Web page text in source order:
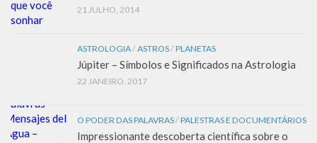
21 JULHO, 2014
ASTROLOGIA/ASTROS/PLANETAS
Júpiter – Símbolos e Significados na Astrologia
22 JANEIRO, 2017
O PODER DAS PALAVRAS/PALESTRAS E DOCUMENTÁRIOS
Impressionante descoberta científica sobre o